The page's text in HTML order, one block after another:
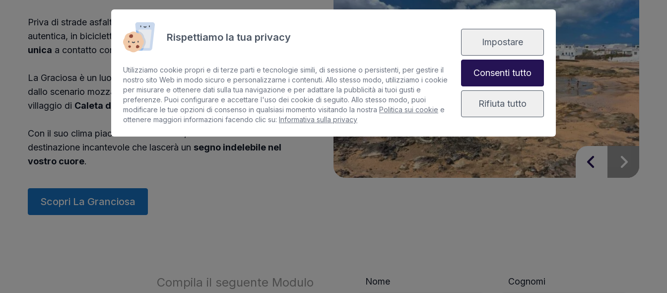
Priva di strade asfaltate, l'isola invita a un'esplorazione
autentica, in bicicletta o a piedi, garantendoun'esperienza
unica a contatto con la natura incontaminata.
La Graciosa è un luogo unico per chi ama l'avventura e la natura,
dallo scenario mozzafiato diPlaya de las Conchasal pittoresco
villaggio di Caleta del Sebo , ogni luogo è una scoperta.
Con il suo clima piacevole tutto l'anno, La Graciosa è una
destinazione incantevole che lascerà un segno indelebile nel
vostro cuore.
Scopri La Granciosa
Compila il seguente Modulo Nome Cognomi
Rispettiamo la tua privacy
Utilizziamo cookie propri e di terze parti e tecnologie simili, di sessione o persistenti, per gestire il
nostro sito Web in modo sicuro e personalizzarne i contenuti. Allo stesso modo, utilizziamo i cookie
per misurare e ottenere dati sulla tua navigazione e per adattare la pubblicità ai tuoi gusti e
preferenze. Puoi configurare e accettare l'uso dei cookie di seguito. Allo stesso modo, puoi
modificare le tue opzioni di consenso in qualsiasi momento visitando la nostra Politica sui cookie e
ottenere maggiori informazioni facendo clic su: Informativa sulla privacy
Impostare
Consenti tutto
Rifiuta tutto